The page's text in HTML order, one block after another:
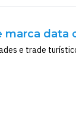
marca
e trade